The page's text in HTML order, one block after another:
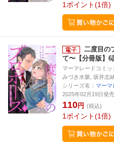
1 ポイント 1倍
二度目の
て〜【分冊版】6
マーマレードコミッ
みづき水脈, 坂井志
シリーズ名： マーマ
2025年02月19日発売
110円 (税込)
1 ポイント 1倍